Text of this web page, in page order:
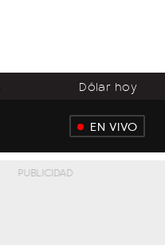
Dólar hoy
EN VIVO